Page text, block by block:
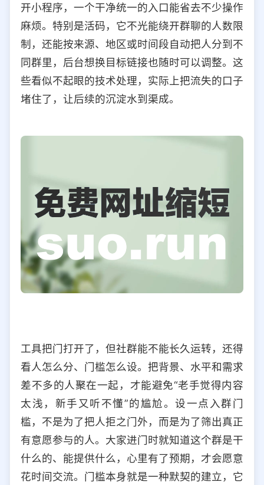
开小程序，一个干净统一的入口能省去不少操作
麻烦。特别是活码，它不光能绕开群聊的人数限
制，还能按来源、地区或时间段自动把人分到不
同群里，后台想换目标链接也随时可以调整。这
些看似不起眼的技术处理，实际上把流失的口子
堵住了，让后续的沉淀水到渠成。
工具把门打开了，但社群能不能长久运转，还得
看人怎么分、门槛怎么设。把背景、水平和需求
差不多的人聚在一起，才能避免“老手觉得内容
太浅，新手又听不懂”的尴尬。设一点入群门
槛，不是为了把人拒之门外，而是为了筛出真正
有意愿参与的人。大家进门时就知道这个群是干
什么的、能提供什么，心里有了预期，才会愿意
花时间交流。门槛本身就是一种默契的建立，它